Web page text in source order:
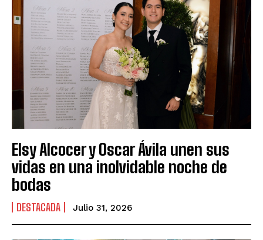
Elsy Alcocer y Oscar Ávila unen sus
vidas en una inolvidable noche de
bodas
DESTACADA Julio 31, 2026